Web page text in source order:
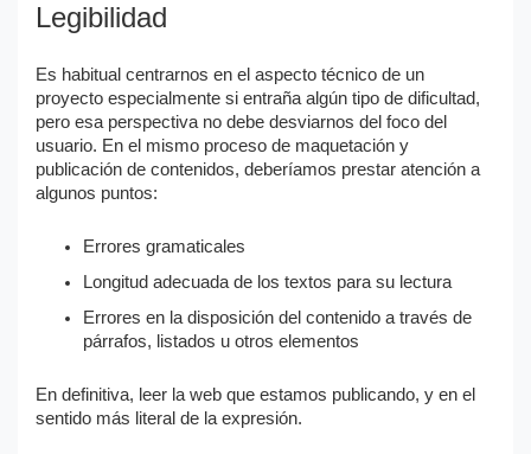
Legibilidad
Es habitual centrarnos en el aspecto técnico de un
proyecto especialmente si entraña algún tipo de dificultad,
pero esa perspectiva no debe desviarnos del foco del
usuario. En el mismo proceso de maquetación y
publicación de contenidos, deberíamos prestar atención a
algunos puntos:
Errores gramaticales
Longitud adecuada de los textos para su lectura
Errores en la disposición del contenido a través de
párrafos, listados u otros elementos
En definitiva, leer la web que estamos publicando, y en el
sentido más literal de la expresión.